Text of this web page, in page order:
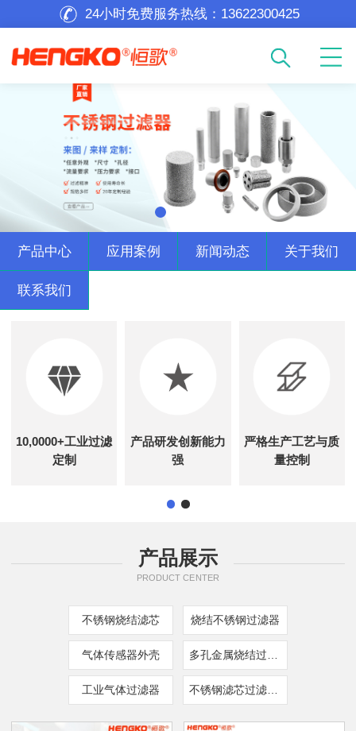
24小时免费服务热线： 13622300425
产品中心 应用案例 新闻动态 关于我们
联系我们
10,0000+工业过滤
定制
产品研发创新能力
强
严格生产工艺与质
量控制
产品展示
PRODUCT CENTER
不锈钢烧结滤芯 烧结不锈钢过滤器
气体传感器外壳
工业气体过滤器